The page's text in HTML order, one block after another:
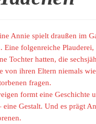
Annie spielt draußen im
folgenreiche
Tochter hatten, die
von ihren Eltern niemals
fragen.
formt eine Geschichte
eine Gestalt. Und es prägt